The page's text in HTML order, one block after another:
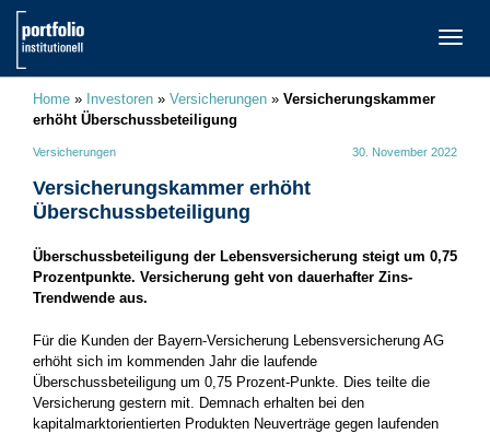
Home » Investoren » Versicherungen » Versicherungskammer
erhöht Überschussbeteiligung
Versicherungen 30. November 2022
Versicherungskammer erhöht
Überschussbeteiligung
Überschussbeteiligung der Lebensversicherung steigt um 0,75
Prozentpunkte. Versicherung geht von dauerhafter Zins-
Trendwende aus.
Für die Kunden der Bayern-Versicherung Lebensversicherung AG
erhöht sich im kommenden Jahr die laufende
Überschussbeteiligung um 0,75 Prozent-Punkte. Dies teilte die
Versicherung gestern mit. Demnach erhalten bei den
kapitalmarktorientierten Produkten Neuverträge gegen laufenden